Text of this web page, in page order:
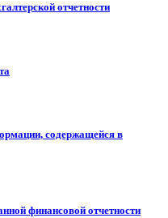
отчетности
содержащейся в
финансовой отчетности